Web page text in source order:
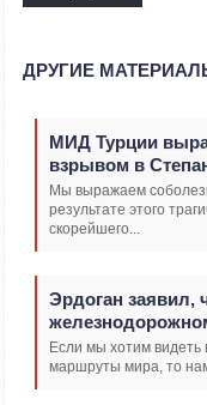
ДРУГИЕ
МИД Турции
взрывом в
Мы выражаем
результате этого
скорейшего...
Эрдоган заявил,
Если мы хотим видеть
маршруты мира, то